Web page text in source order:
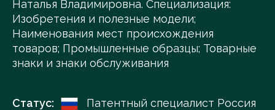
Наталья Владимировна. Специализация:
Изобретения и полезные модели;
Наименования мест происхождения
товаров; Промышленные образцы; Товарные
знаки и знаки обслуживания
Статус:
Патентный специалист Россия